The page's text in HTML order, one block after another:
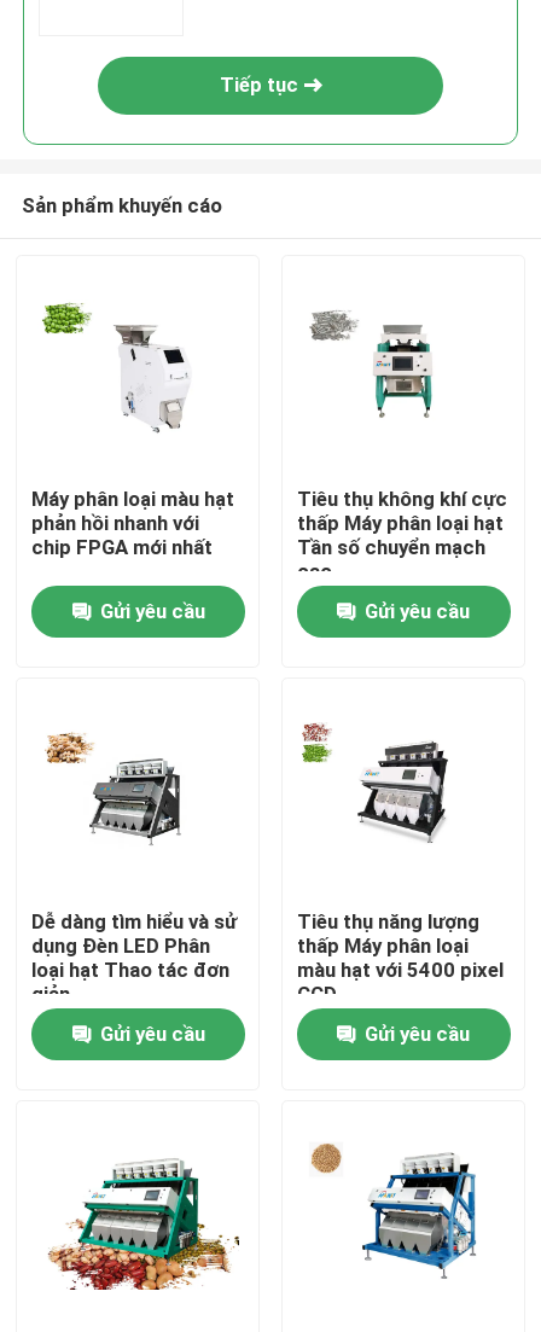
Nhà
Địa chỉ liên hệ
máy phân loại màu gạo
máy phân loại màu hạt
máy tách màu hạt điều
máy phân loại màu đậu phộng
Tiếp tục
Sản phẩm khuyến cáo
Máy phân loại màu hạt
phản hồi nhanh với
chip FPGA mới nhất
Gửi yêu cầu
Tiêu thụ không khí cực
thấp Máy phân loại hạt
Tần số chuyển mạch
cao
Gửi yêu cầu
Dễ dàng tìm hiểu và sử
dụng Đèn LED Phân
loại hạt Thao tác đơn
giản
Gửi yêu cầu
Tiêu thụ năng lượng
thấp Máy phân loại
màu hạt với 5400 pixel
CCD
Gửi yêu cầu